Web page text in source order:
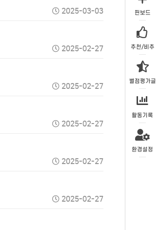
2025-03-03
2025-02-27
2025-02-27
2025-02-27
2025-02-27
2025-02-27
핀보드
추천/비추
별점평가글
활동기록
환경설정